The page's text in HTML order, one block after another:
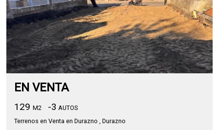
EN VENTA
129 M2 -3 AUTOS
Terrenos en Venta en Durazno , Durazno